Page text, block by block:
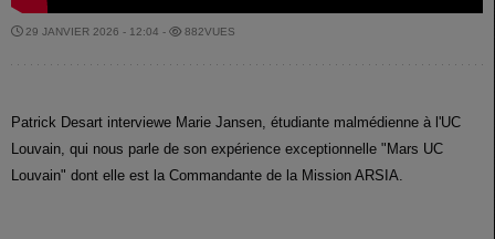
29 JANVIER 2026 - 12:04 - 882VUES
Patrick Desart interviewe Marie Jansen, étudiante malmédienne à l'UC
Louvain, qui nous parle de son expérience exceptionnelle "Mars UC
Louvain" dont elle est la Commandante de la Mission ARSIA.